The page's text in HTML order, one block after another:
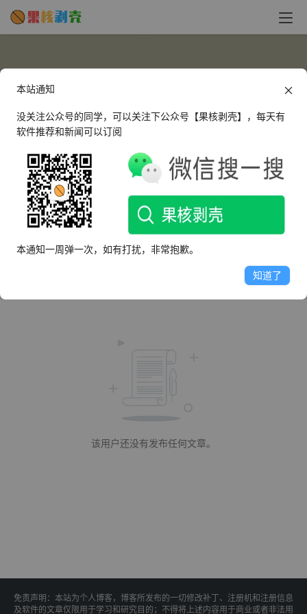
桃核
这个人很懒，什么都没有留下～
该用户还没有发布任何文章。
免责声明：本站为个人博客，博客所发布的一切修改补丁、注册机和注册信息
及软件的文章仅限用于学习和研究目的；不得将上述内容用于商业或者非法用
本站通知
没关注公众号的同学，可以关注下公众号【果核剥壳】，每天有
软件推荐和新闻可以订阅
本通知一周弹一次，如有打扰，非常抱歉。
知道了